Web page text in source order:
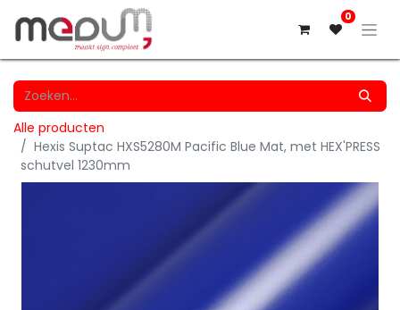
0
Alle producten
Hexis Suptac HXS5280M Pacific Blue Mat, met HEX'PRESS
schutvel 1230mm